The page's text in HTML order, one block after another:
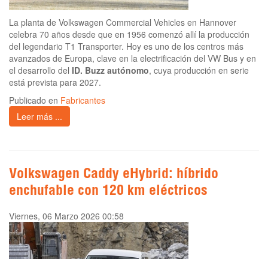
La planta de Volkswagen Commercial Vehicles en Hannover
celebra 70 años desde que en 1956 comenzó allí la producción
del legendario T1 Transporter. Hoy es uno de los centros más
avanzados de Europa, clave en la electrificación del VW Bus y en
el desarrollo del ID. Buzz autónomo, cuya producción en serie
está prevista para 2027.
Publicado en Fabricantes
Leer más ...
Volkswagen Caddy eHybrid: híbrido
enchufable con 120 km eléctricos
Viernes, 06 Marzo 2026 00:58